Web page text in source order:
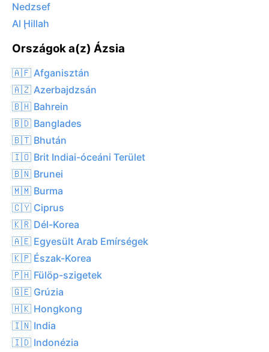
Nedzsef
Al Ḩillah
Országok a(z) Ázsia
🇦🇫 Afganisztán
🇦🇿 Azerbajdzsán
🇧🇭 Bahrein
🇧🇩 Banglades
🇧🇹 Bhután
🇮🇴 Brit Indiai-óceáni Terület
🇧🇳 Brunei
🇲🇲 Burma
🇨🇾 Ciprus
🇰🇷 Dél-Korea
🇦🇪 Egyesült Arab Emírségek
🇰🇵 Észak-Korea
🇵🇭 Fülöp-szigetek
🇬🇪 Grúzia
🇭🇰 Hongkong
🇮🇳 India
🇮🇩 Indonézia